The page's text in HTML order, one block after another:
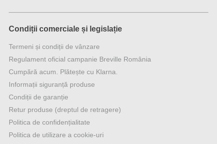
Condiții comerciale și legislație
Termeni și condiții de vânzare
Regulament oficial campanie Breville România
Cumpără acum. Plătește cu Klarna.
Informații siguranță produse
Condiții de garanție
Retur produse (dreptul de retragere)
Politica de confidențialitate
Politica de utilizare a cookie-uri